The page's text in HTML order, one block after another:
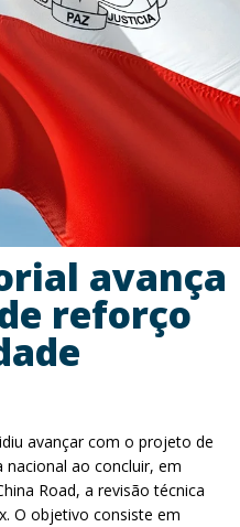
avança
reforço
avançar com o projeto de
ao concluir, em
Road, a revisão técnica
O objetivo consiste em